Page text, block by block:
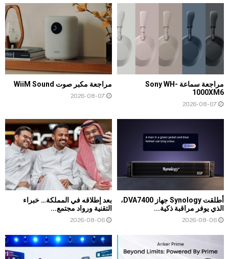
مراجعة سماعة Sony WH-
1000XM6
2026-08-07
مراجعة مكبر صوت WiiM Sound
2026-08-07
أطلقت Synology جهاز DVA7400،
الذي يوفر مراقبة ذكية...
2026-08-06
بعد إطلاقه في المملكة… خبراء
التقنية ورواد مجتمع...
2026-08-06